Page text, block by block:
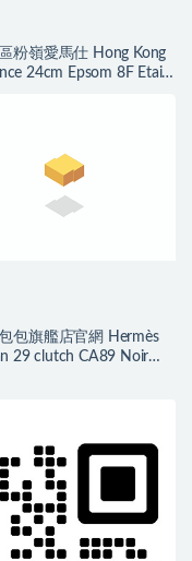
粉嶺愛馬仕 Hong Kong
24cm Epsom 8F Etain
包旗艦店官網 Hermès
29 clutch CA89 Noir